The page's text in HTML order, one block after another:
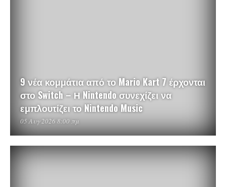
9 νέα κομμάτια από το Mario Kart 7 έρχονται
στο Switch – Η Nintendo συνεχίζει να
εμπλουτίζει το Nintendo Music
05 Αυγ 2026 8:00 πμ